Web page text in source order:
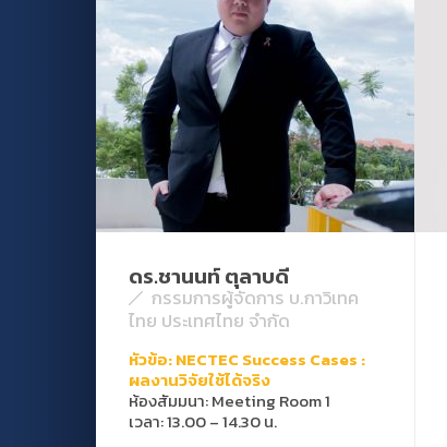
ดร.ชานนท์ ตุลาบดี
กรรมการผู้จัดการ บ.กาวิเทค
ไทย ประเทศไทย จำกัด
หัวข้อ: NECTEC Success Cases :
ผลงานวิจัยใช้ได้จริง
ห้องสัมมนา: Meeting Room 1
เวลา: 13.00 – 14.30 น.